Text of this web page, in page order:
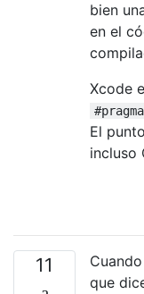
bien
en el
Xcode
#pragma
El
incluso
11
que